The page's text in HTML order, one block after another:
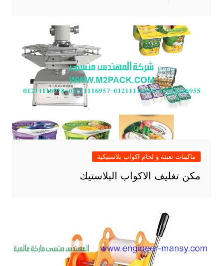
ماكينات تعبئة و لحام اكواب بلاستيكية
مكن تغليف الاكواب البلاستيك